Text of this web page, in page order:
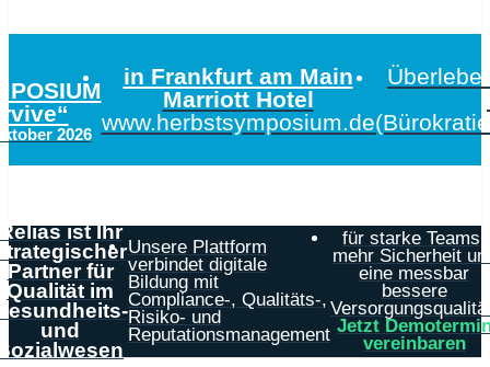
2026
in Frankfurt am Main
Marriott Hotel
www.herbstsymposium.de
ist Ihr
Partner für
Qualität im
und
Unsere Plattform
verbindet digitale
Bildung mit
Compliance-, Qualitäts-,
Risiko- und
Reputationsmanagement
für starke Teams,
mehr Sicherheit
eine messbar
bessere
Jetzt
vereinbaren